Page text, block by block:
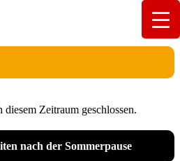
Zeitraum geschlossen.
nach der Sommerpause